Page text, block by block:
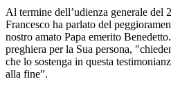
Al termine dell’udienza generale del
Francesco ha parlato del
nostro amato Papa emerito
preghiera per la Sua persona,
che lo sostenga in questa
alla fine”.